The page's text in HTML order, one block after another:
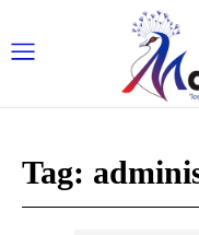
Tag: